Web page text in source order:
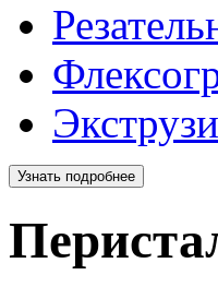
Узнать подробнее